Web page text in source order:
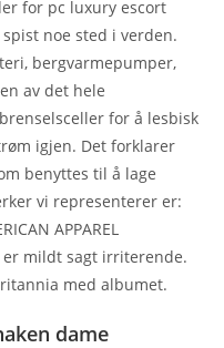
for pc luxury escort
noe sted i verden.
bergvarmepumper,
av det hele
for å lesbisk
igjen. Det forklarer
benyttes til å lage
vi representerer er:
APPAREL
mildt sagt irriterende.
med albumet.
dame